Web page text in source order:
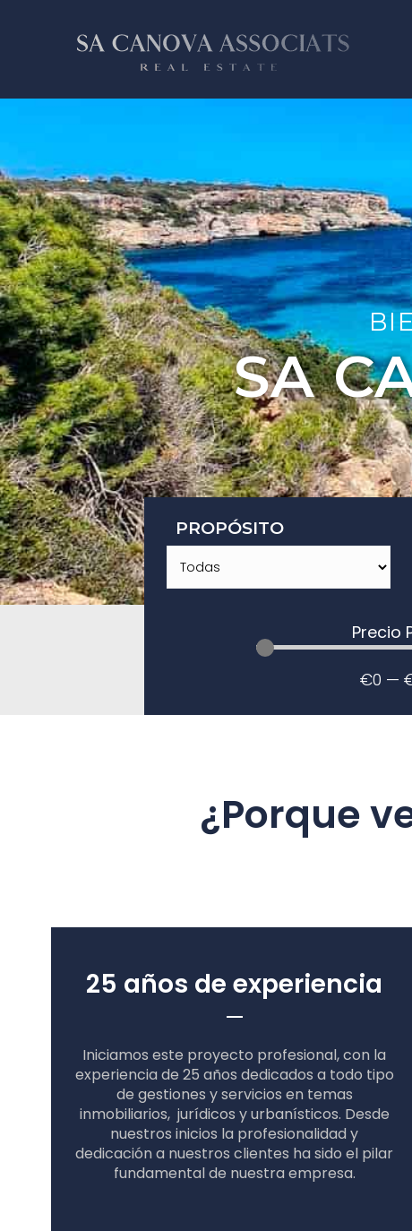
SA
PROPÓSITO
Precio
€0 —
¿Porque
25 años de experiencia
Iniciamos este proyecto profesional, con la
experiencia de 25 años dedicados a todo tipo
de gestiones y servicios en temas
inmobiliarios, jurídicos y urbanísticos. Desde
nuestros inicios la profesionalidad y
dedicación a nuestros clientes ha sido el pilar
fundamental de nuestra empresa.